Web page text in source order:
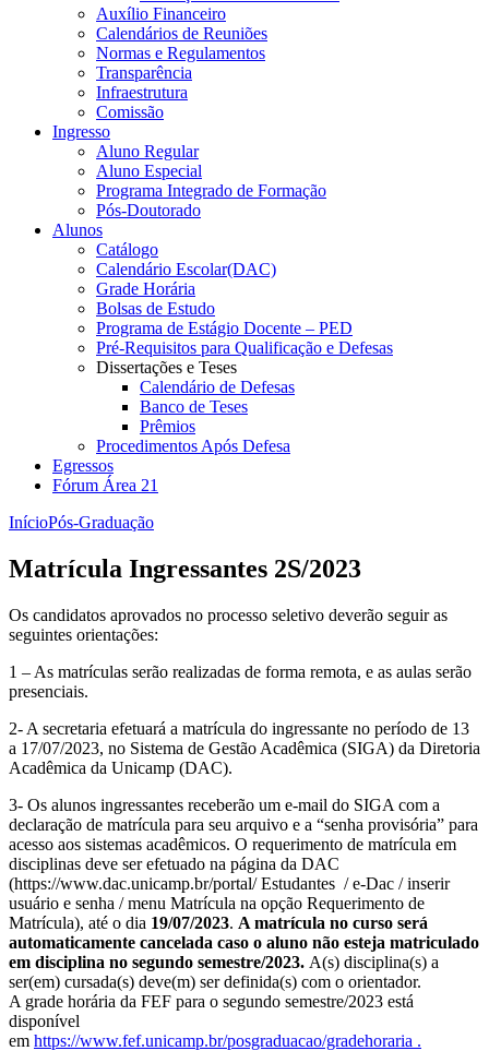
Auxílio Financeiro
Calendários de Reuniões
Normas e Regulamentos
Transparência
Infraestrutura
Comissão
Ingresso
Aluno Regular
Aluno Especial
Programa Integrado de Formação
Pós-Doutorado
Alunos
Catálogo
Calendário Escolar(DAC)
Grade Horária
Bolsas de Estudo
Programa de Estágio Docente – PED
Pré-Requisitos para Qualificação e Defesas
Dissertações e Teses
Calendário de Defesas
Banco de Teses
Prêmios
Procedimentos Após Defesa
Egressos
Fórum Área 21
InícioPós-Graduação
Matrícula Ingressantes 2S/2023
Os candidatos aprovados no processo seletivo deverão seguir as
seguintes orientações:
1 – As matrículas serão realizadas de forma remota, e as aulas serão
presenciais.
2- A secretaria efetuará a matrícula do ingressante no período de 13
a 17/07/2023, no Sistema de Gestão Acadêmica (SIGA) da Diretoria
Acadêmica da Unicamp (DAC).
3- Os alunos ingressantes receberão um e-mail do SIGA com a
declaração de matrícula para seu arquivo e a “senha provisória” para
acesso aos sistemas acadêmicos. O requerimento de matrícula em
disciplinas deve ser efetuado na página da DAC
(https://www.dac.unicamp.br/portal/ Estudantes / e-Dac / inserir
usuário e senha / menu Matrícula na opção Requerimento de
Matrícula), até o dia 19/07/2023. A matrícula no curso será
automaticamente cancelada caso o aluno não esteja matriculado
em disciplina no segundo semestre/2023. A(s) disciplina(s) a
ser(em) cursada(s) deve(m) ser definida(s) com o orientador.
A grade horária da FEF para o segundo semestre/2023 está
disponível
em https://www.fef.unicamp.br/posgraduacao/gradehoraria .